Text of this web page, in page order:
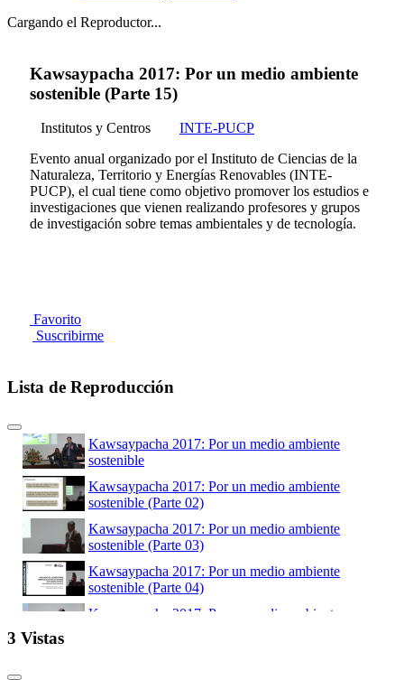
Cargando el Reproductor...
Kawsaypacha 2017: Por un medio ambiente
sostenible (Parte 15)
Institutos y Centros
INTE-PUCP
Evento anual organizado por el Instituto de Ciencias de la
Naturaleza, Territorio y Energías Renovables (INTE-
PUCP), el cual tiene como objetivo promover los estudios e
investigaciones que vienen realizando profesores y grupos
de investigación sobre temas ambientales y de tecnología.
Favorito
Suscribirme
Lista de Reproducción
Kawsaypacha 2017: Por un medio ambiente
sostenible
Kawsaypacha 2017: Por un medio ambiente
sostenible (Parte 02)
Kawsaypacha 2017: Por un medio ambiente
sostenible (Parte 03)
Kawsaypacha 2017: Por un medio ambiente
sostenible (Parte 04)
Kawsaypacha 2017: Por un medio ambiente
3 Vistas